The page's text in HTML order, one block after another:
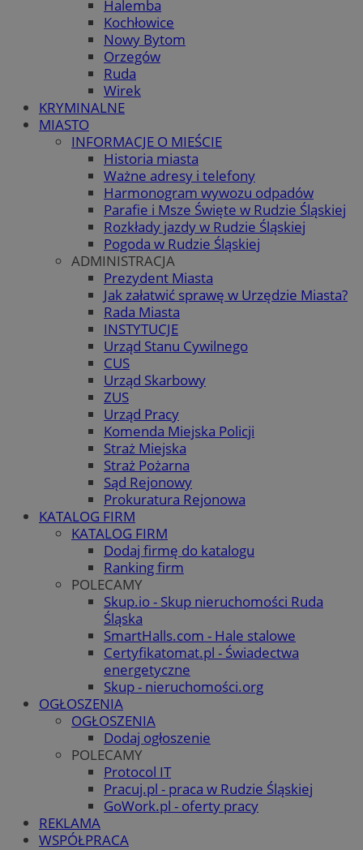
Halemba
Kochłowice
Nowy Bytom
Orzegów
Ruda
Wirek
KRYMINALNE
MIASTO
INFORMACJE O MIEŚCIE
Historia miasta
Ważne adresy i telefony
Harmonogram wywozu odpadów
Parafie i Msze Święte w Rudzie Śląskiej
Rozkłady jazdy w Rudzie Śląskiej
Pogoda w Rudzie Śląskiej
ADMINISTRACJA
Prezydent Miasta
Jak załatwić sprawę w Urzędzie Miasta?
Rada Miasta
INSTYTUCJE
Urząd Stanu Cywilnego
CUS
Urząd Skarbowy
ZUS
Urząd Pracy
Komenda Miejska Policji
Straż Miejska
Straż Pożarna
Sąd Rejonowy
Prokuratura Rejonowa
KATALOG FIRM
KATALOG FIRM
Dodaj firmę do katalogu
Ranking firm
POLECAMY
Skup.io - Skup nieruchomości Ruda
Śląska
SmartHalls.com - Hale stalowe
Certyfikatomat.pl - Świadectwa
energetyczne
Skup - nieruchomości.org
OGŁOSZENIA
OGŁOSZENIA
Dodaj ogłoszenie
POLECAMY
Protocol IT
Pracuj.pl - praca w Rudzie Śląskiej
GoWork.pl - oferty pracy
REKLAMA
WSPÓŁPRACA